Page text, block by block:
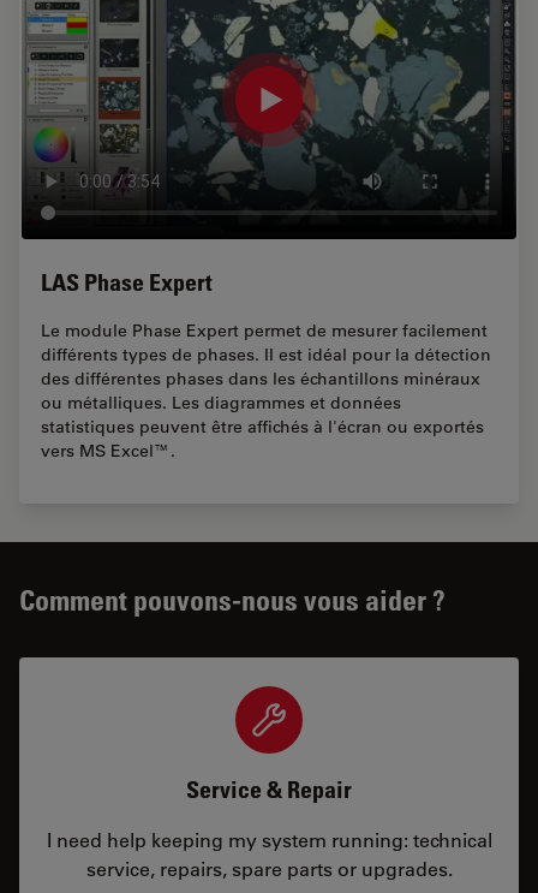
LAS Phase Expert
Le module Phase Expert permet de mesurer facilement
différents types de phases. II est idéal pour la détection
des différentes phases dans les échantillons minéraux
ou métalliques. Les diagrammes et données
statistiques peuvent être affichés à l'écran ou exportés
vers MS Excel™.
Comment pouvons-nous vous aider ?
Service & Repair
I need help keeping my system running: technical
service, repairs, spare parts or upgrades.